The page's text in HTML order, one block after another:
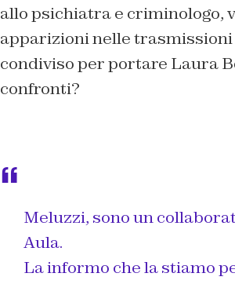
allo psichiatra e criminologo,
apparizioni nelle
condiviso per portare Laura
confronti?
Meluzzi, sono un
Aula.
La informo che la stiamo